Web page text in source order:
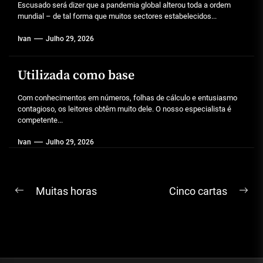
Escusado será dizer que a pandemia global alterou toda a ordem
mundial – de tal forma que muitos sectores estabelecidos...
Ivan Julho 29, 2026
Utilizada como base
Com conhecimentos em números, folhas de cálculo e entusiasmo
contagioso, os leitores obtêm muito dele. O nosso especialista é
competente...
Ivan Julho 29, 2026
Navegação
Previous
Muitas horas Cinco cartas